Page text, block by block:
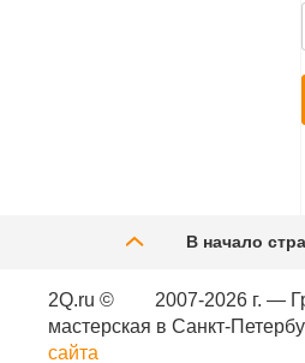
В начало
2Q.ru ©
2007-2026 г. —
мастерская в Санкт-
сайта